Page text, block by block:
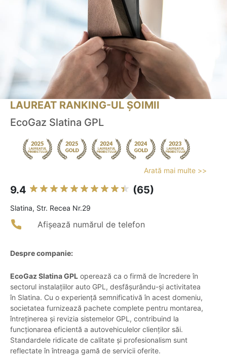
LAUREAT RANKING-UL ȘOIMII
EcoGaz Slatina GPL
Arată mai multe >>
9.4 (65)
Slatina, Str. Recea Nr.29
Afișează numărul de telefon
Despre companie:
EcoGaz Slatina GPL operează ca o firmă de încredere în
sectorul instalațiilor auto GPL, desfășurându-și activitatea
în Slatina. Cu o experiență semnificativă în acest domeniu,
societatea furnizează pachete complete pentru montarea,
întreținerea și revizia sistemelor GPL, contribuind la
funcționarea eficientă a autovehiculelor clienților săi.
Standardele ridicate de calitate și profesionalism sunt
reflectate în întreaga gamă de servicii oferite.